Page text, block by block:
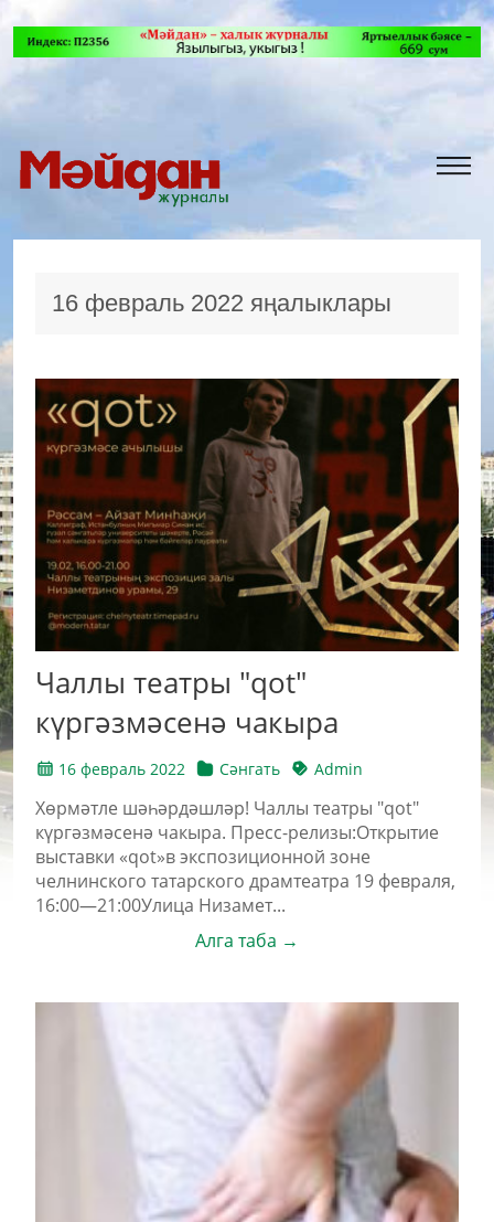
16 февраль 2022 яңалыклары
Чаллы театры "qot"
күргәзмәсенә чакыра
16 февраль 2022 Сәнгать Admin
Хөрмәтле шәһәрдәшләр! Чаллы театры "qot"
күргәзмәсенә чакыра. Пресс-релизы:Открытие
выставки «qot»в экспозиционной зоне
челнинского татарского драмтеатра 19 февраля,
16:00—21:00Улица Низамет...
Алга таба →